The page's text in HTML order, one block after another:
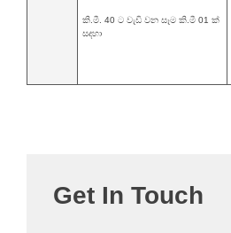
කි.මී. 40 ට වැඩි වන සෑම කි.මී 01 ක්
සදහා
Get In Touch